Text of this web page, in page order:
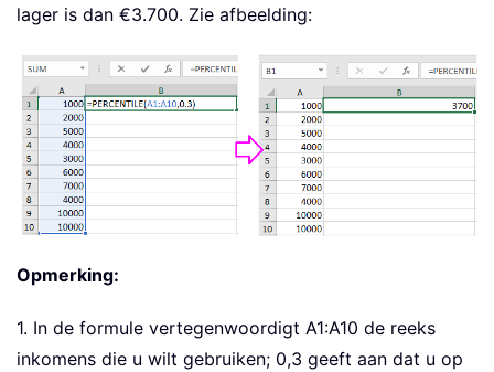
lager is dan €3.700. Zie afbeelding:
Opmerking:
1. In de formule vertegenwoordigt A1:A10 de reeks
inkomens die u wilt gebruiken; 0,3 geeft aan dat u op